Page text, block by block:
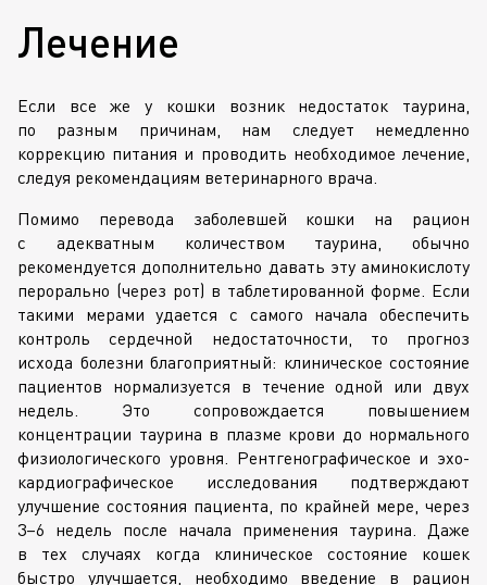
Лечение
Если все же у кошки возник недостаток таурина,
по разным причинам, нам следует немедленно
коррекцию питания и проводить необходимое лечение,
следуя рекомендациям ветеринарного врача.
Помимо перевода заболевшей кошки на рацион
с адекватным количеством таурина, обычно
рекомендуется дополнительно давать эту аминокислоту
перорально (через рот) в таблетированной форме. Если
такими мерами удается с самого начала обеспечить
контроль сердечной недостаточности, то прогноз
исхода болезни благоприятный: клиническое состояние
пациентов нормализуется в течение одной или двух
недель. Это сопровождается повышением
концентрации таурина в плазме крови до нормального
физиологического уровня. Рентгенографическое и эхо-
кардиографическое исследования подтверждают
улучшение состояния пациента, по крайней мере, через
3–6 недель после начала применения таурина. Даже
в тех случаях когда клиническое состояние кошек
быстро улучшается, необходимо введение в рацион